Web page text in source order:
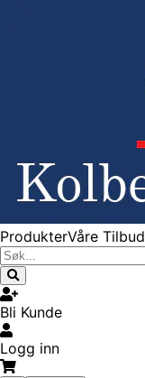
ProdukterVåre Tilbud
Bli Kunde
Logg inn